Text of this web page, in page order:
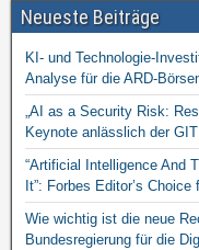
Neueste Beiträge
KI- und Technologie-
Analyse für die ARD-
„AI as a Security Risk:
Keynote anlässlich der
“Artificial Intelligence And
It”: Forbes Editor’s
Wie wichtig ist die neue
Bundesregierung für die